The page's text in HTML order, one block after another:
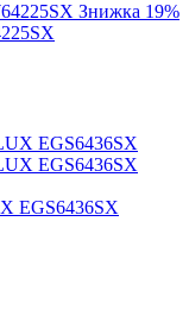
Знижка 19%
EGS6436SX